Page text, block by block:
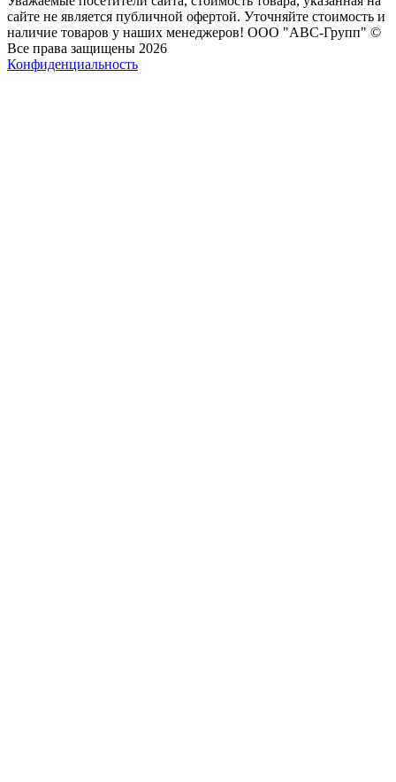
сайте не является публичной офертой. Уточняйте стоимость и
наличие товаров у наших менеджеров! ООО "АВС-Групп" ©
Все права защищены 2026
Конфиденциальность